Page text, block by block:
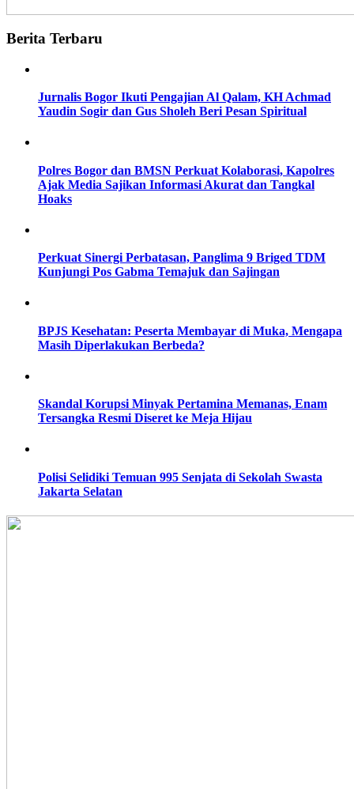
Berita Terbaru
Jurnalis Bogor Ikuti Pengajian Al Qalam, KH Achmad
Yaudin Sogir dan Gus Sholeh Beri Pesan Spiritual
Polres Bogor dan BMSN Perkuat Kolaborasi, Kapolres
Ajak Media Sajikan Informasi Akurat dan Tangkal
Hoaks
Perkuat Sinergi Perbatasan, Panglima 9 Briged TDM
Kunjungi Pos Gabma Temajuk dan Sajingan
BPJS Kesehatan: Peserta Membayar di Muka, Mengapa
Masih Diperlakukan Berbeda?
Skandal Korupsi Minyak Pertamina Memanas, Enam
Tersangka Resmi Diseret ke Meja Hijau
Polisi Selidiki Temuan 995 Senjata di Sekolah Swasta
Jakarta Selatan